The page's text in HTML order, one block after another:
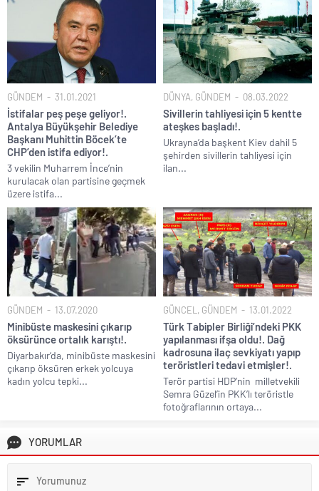
GÜNDEM 31.01.2021
İstifalar peş peşe geliyor!.
Antalya Büyükşehir Belediye
Başkanı Muhittin Böcek’te
CHP’den istifa ediyor!.
3 vekilin Muharrem İnce’nin
kurulacak olan partisine geçmek
üzere istifa...
DÜNYA, GÜNDEM 08.03.2022
Sivillerin tahliyesi için 5 kentte
ateşkes başladı!.
Ukrayna’da başkent Kiev dahil 5
şehirden sivillerin tahliyesi için
ilan...
GÜNDEM 13.07.2020
Minibüste maskesini çıkarıp
öksürünce ortalık karıştı!.
Diyarbakır‘da, minibüste maskesini
çıkarıp öksüren erkek yolcuya
kadın yolcu tepki...
GÜNCEL , GÜNDEM 13.01.2022
Türk Tabipler Birliği’ndeki PKK
yapılanması ifşa oldu!. Dağ
kadrosuna ilaç sevkiyatı yapıp
teröristleri tedavi etmişler!.
Terör partisi HDP’nin milletvekili
Semra Güzel’in PKK’lı teröristle
fotoğraflarının ortaya...
YORUMLAR